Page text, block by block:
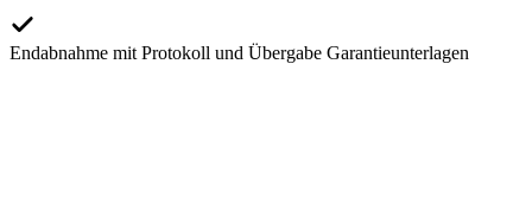
Endabnahme mit Protokoll und Übergabe Garantieunterlagen